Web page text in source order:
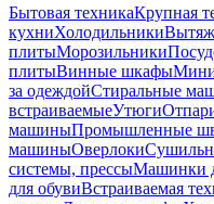
Бытовая техникаКрупная
кухниХолодильники
плитыМорозильники
плитыВинные шкафы
за одеждойСтиральные
встраиваемыеУтюги
машиныПромышленные
машиныОверлоки
системы, прессыМашинки
для обувиВстраиваемая